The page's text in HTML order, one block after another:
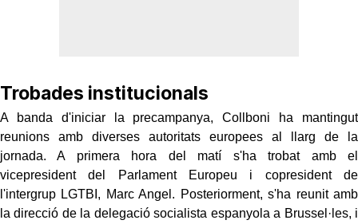
Trobades institucionals
A banda d'iniciar la precampanya, Collboni ha mantingut
reunions amb diverses autoritats europees al llarg de la
jornada. A primera hora del matí s'ha trobat amb el
vicepresident del Parlament Europeu i copresident de
l'intergrup LGTBI, Marc Angel. Posteriorment, s'ha reunit amb
la direcció de la delegació socialista espanyola a Brussel·les, i